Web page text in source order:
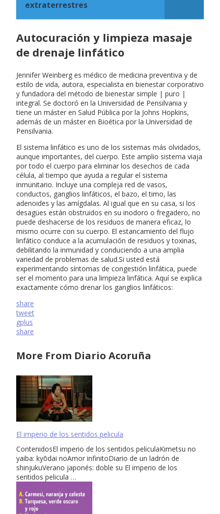
extraterrestres
Autocuración y limpieza masaje
de drenaje linfático
Jennifer Weinberg es médico de medicina preventiva y de
estilo de vida, autora, especialista en bienestar corporativo
y fundadora del método de bienestar simple | puro |
integral. Se doctoró en la Universidad de Pensilvania y
tiene un máster en Salud Pública por la Johns Hopkins,
además de un máster en Bioética por la Universidad de
Pensilvania.
El sistema linfático es uno de los sistemas más olvidados,
aunque importantes, del cuerpo. Este amplio sistema viaja
por todo el cuerpo para eliminar los desechos de cada
célula, al tiempo que ayuda a regular el sistema
inmunitario. Incluye una compleja red de vasos,
conductos, ganglios linfáticos, el bazo, el timo, las
adenoides y las amígdalas. Al igual que en su casa, si los
desagües están obstruidos en su inodoro o fregadero, no
puede deshacerse de los residuos de manera eficaz, lo
mismo ocurre con su cuerpo. El estancamiento del flujo
linfático conduce a la acumulación de residuos y toxinas,
debilitando la inmunidad y conduciendo a una amplia
variedad de problemas de salud.Si usted está
experimentando síntomas de congestión linfática, puede
ser el momento para una limpieza linfática. Aquí se explica
exactamente cómo drenar los ganglios linfáticos:
share
tweet
gplus
share
More From Diario Acoruña
El imperio de los sentidos pelicula
ContenidosEl imperio de los sentidos peliculaKimetsu no
yaiba: kyōdai noAmor infinitoDiario de un ladrón de
shinjukuVerano japonés: doble su El imperio de los
sentidos pelicula …